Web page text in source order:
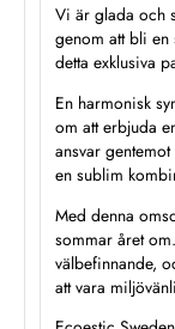
Vi är glada och
genom att bli
detta exklusiva
En harmonisk
om att erbjuda
ansvar
en sublim
Med denna
sommar året
välbefinnande,
att vara